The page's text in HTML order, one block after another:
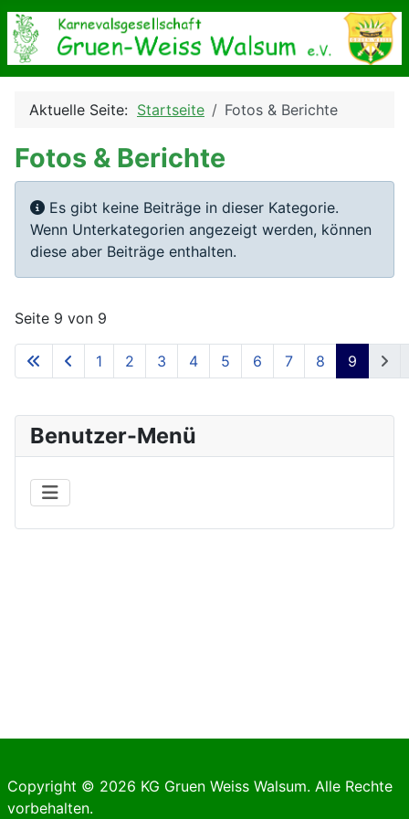
Benutzer-Menü
Aktuelle Seite: Startseite Fotos & Berichte
Fotos & Berichte
Information
Es gibt keine Beiträge in dieser Kategorie.
Wenn Unterkategorien angezeigt werden, können
diese aber Beiträge enthalten.
Seite 9 von 9
1 2 3 4 5 6 7 8 9
Copyright © 2026 KG Gruen Weiss Walsum. Alle Rechte
vorbehalten.